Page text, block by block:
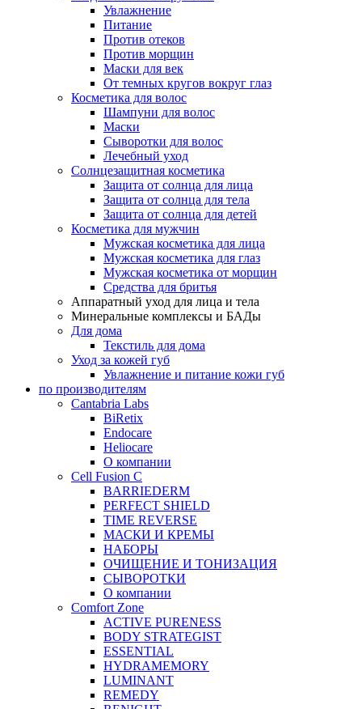
Увлажнение
Питание
Против отеков
Против морщин
Маски для век
От темных кругов вокруг глаз
Косметика для волос
Шампуни для волос
Маски
Сыворотки для волос
Лечебный уход
Солнцезащитная косметика
Защита от солнца для лица
Защита от солнца для тела
Защита от солнца для детей
Косметика для мужчин
Мужская косметика для лица
Мужская косметика для глаз
Мужская косметика от морщин
Средства для бритья
Аппаратный уход для лица и тела
Минеральные комплексы и БАДы
Для дома
Текстиль для дома
Уход за кожей губ
Увлажнение и питание кожи губ
по производителям
Cantabria Labs
BiRetix
Endocare
Heliocare
О компании
Cell Fusion C
BARRIEDERM
PERFECT SHIELD
TIME REVERSE
МАСКИ И КРЕМЫ
НАБОРЫ
ОЧИЩЕНИЕ И ТОНИЗАЦИЯ
СЫВОРОТКИ
О компании
Comfort Zone
ACTIVE PURENESS
BODY STRATEGIST
ESSENTIAL
HYDRAMEMORY
LUMINANT
REMEDY